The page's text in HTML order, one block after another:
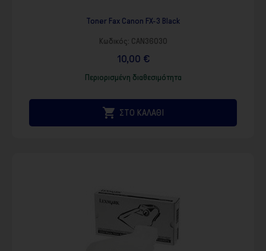
Toner Fax Canon FX-3 Black
Κωδικός: CAN36030
10,00 €
Περιορισμένη διαθεσιμότητα
 ΣΤΟ ΚΑΛΑΘΙ